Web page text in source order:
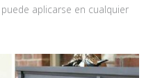
puede aplicarse en cualquier